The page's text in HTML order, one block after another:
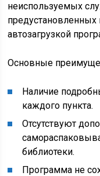
неиспользуемых
автозагрузкой
Основные
Наличие
каждого пункта.
Отсутствуют
библиотеки.
Программа не